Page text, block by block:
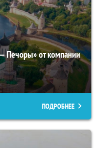
Печоры» от компании
ПОДРОБНЕЕ